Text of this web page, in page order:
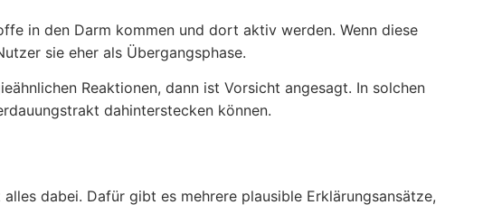
in den Darm kommen und dort aktiv werden. Wenn diese
sie eher als Übergangsphase.
Reaktionen, dann ist Vorsicht angesagt. In solchen
dahinterstecken können.
dabei. Dafür gibt es mehrere plausible Erklärungsansätze,